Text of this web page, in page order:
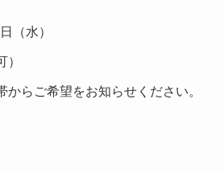
（水）
からご希望をお知らせください。